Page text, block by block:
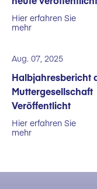
Hier erfahren Sie
mehr
Aug. 07, 2025
Halbjahresbericht
Muttergesellschaft
Veröffentlicht
Hier erfahren Sie
mehr